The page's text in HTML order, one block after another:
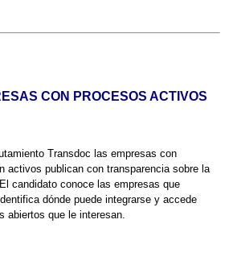
CON PROCESOS ACTIVOS
Transdoc las empresas con
activos publican con transparencia sobre la
candidato conoce las empresas que
dónde puede integrarse y accede
abiertos que le interesan.